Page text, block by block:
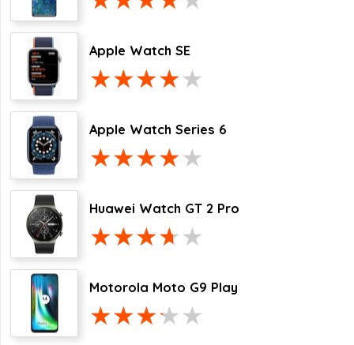
Apple Watch SE
Apple Watch Series 6
Huawei Watch GT 2 Pro
Motorola Moto G9 Play